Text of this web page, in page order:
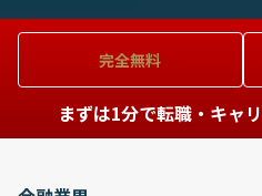
完全無料
まずは1分で転職・キャ